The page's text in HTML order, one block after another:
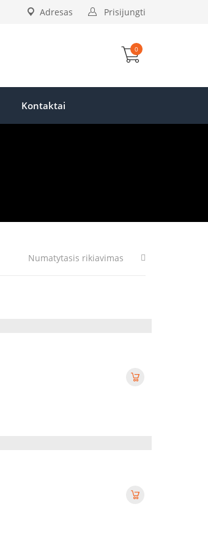
Prisijungti
Adresas
0
Kontaktai